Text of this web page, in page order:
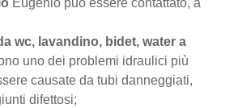
Eugenio può essere contattato, a
wc, lavandino, bidet, water a
uno dei problemi idraulici più
causate da tubi danneggiati,
difettosi;